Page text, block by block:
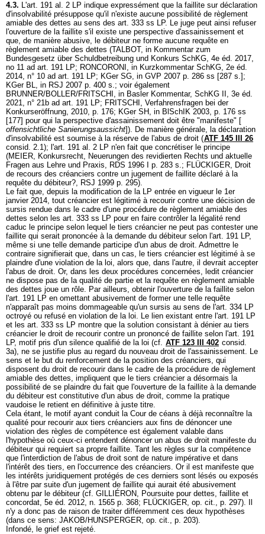
4.3. L'art. 191 al. 2 LP indique expressément que la faillite sur déclaration
d'insolvabilité présuppose qu'il n'existe aucune possibilité de règlement
amiable des dettes au sens des art. 333 ss LP. Le juge peut ainsi refuser
l'ouverture de la faillite s'il existe une perspective d'assainissement et
que, de manière abusive, le débiteur ne forme aucune requête en
règlement amiable des dettes (TALBOT, in Kommentar zum
Bundesgesetz über Schuldbetreibung und Konkurs SchKG, 4e éd. 2017,
no 11 ad art. 191 LP; RONCORONI, in Kurzkommentar SchKG, 2e éd.
2014, n° 10 ad art. 191 LP; KGer SG, in GVP 2007 p. 286 ss [287 s.];
KGer BL, in RSJ 2007 p. 400 s.; voir également
BRUNNER/BOLLER/FRITSCHI, in Basler Kommentar, SchKG II, 3e éd.
2021, n° 21b ad art. 191 LP; FRITSCHI, Verfahrensfragen bei der
Konkurseröffnung, 2010, p. 176; KGer SH, in BlSchIK 2003, p. 176 ss
[177] pour qui la perspective d'assainissement doit être "manifeste" [
offensichtliche Sanierungsaussicht]). De manière générale, la déclaration
d'insolvabilité est soumise à la réserve de l'abus de droit (ATF 145 III 26
consid. 2.1); l'art. 191 al. 2 LP n'en fait que concrétiser le principe
(MEIER, Konkursrecht, Neuerungen des revidierten Rechts und aktuelle
Fragen aus Lehre und Praxis, RDS 1996 I p. 283 s.; FLÜCKIGER, Droit
de recours des créanciers contre un jugement de faillite déclaré à la
requête du débiteur?, RSJ 1999 p. 295).
Le fait que, depuis la modification de la LP entrée en vigueur le 1er
janvier 2014, tout créancier est légitimé à recourir contre une décision de
sursis rendue dans le cadre d'une procédure de règlement amiable des
dettes selon les art. 333 ss LP pour en faire contrôler la légalité rend
caduc le principe selon lequel le tiers créancier ne peut pas contester une
faillite qui serait prononcée à la demande du débiteur selon l'art. 191 LP,
même si une telle demande participe d'un abus de droit. Admettre le
contraire signifierait que, dans un cas, le tiers créancier est légitimé à se
plaindre d'une violation de la loi, alors que, dans l'autre, il devrait accepter
l'abus de droit. Or, dans les deux procédures concernées, ledit créancier
ne dispose pas de la qualité de partie et la requête en règlement amiable
des dettes joue un rôle. Par ailleurs, obtenir l'ouverture de la faillite selon
l'art. 191 LP en omettant abusivement de former une telle requête
n'apparaît pas moins dommageable qu'un sursis au sens de l'art. 334 LP
octroyé ou refusé en violation de la loi. Le lien existant entre l'art. 191 LP
et les art. 333 ss LP montre que la solution consistant à dénier au tiers
créancier le droit de recourir contre un prononcé de faillite selon l'art. 191
LP, motif pris d'un silence qualifié de la loi (cf. ATF 123 III 402 consid.
3a), ne se justifie plus au regard du nouveau droit de l'assainissement. Le
sens et le but du renforcement de la position des créanciers, qui
disposent du droit de recourir dans le cadre de la procédure de règlement
amiable des dettes, impliquent que le tiers créancier a désormais la
possibilité de se plaindre du fait que l'ouverture de la faillite à la demande
du débiteur est constitutive d'un abus de droit, comme la pratique
vaudoise le retient en définitive à juste titre.
Cela étant, le motif ayant conduit la Cour de céans à déjà reconnaître la
qualité pour recourir aux tiers créanciers aux fins de dénoncer une
violation des règles de compétence est également valable dans
l'hypothèse où ceux-ci entendent dénoncer un abus de droit manifeste du
débiteur qui requiert sa propre faillite. Tant les règles sur la compétence
que l'interdiction de l'abus de droit sont de nature impérative et dans
l'intérêt des tiers, en l'occurrence des créanciers. Or il est manifeste que
les intérêts juridiquement protégés de ces derniers sont lésés ou exposés
à l'être par suite d'un jugement de faillite qui aurait été abusivement
obtenu par le débiteur (cf. GILLIÉRON, Poursuite pour dettes, faillite et
concordat, 5e éd. 2012, n. 1565 p. 368; FLÜCKIGER, op. cit., p. 297). Il
n'y a donc pas de raison de traiter différemment ces deux hypothèses
(dans ce sens: JAKOB/HUNSPERGER, op. cit., p. 203).
Infondé, le grief est rejeté.